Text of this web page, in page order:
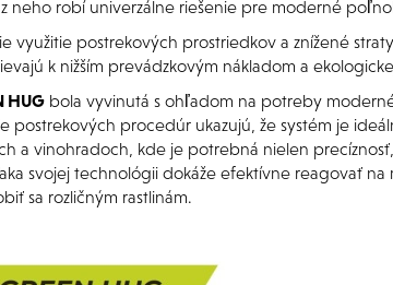
neho robí univerzálne riešenie pre moderné
využitie postrekových prostriedkov a znížené
k nižším prevádzkovým nákladom a
HUG bola vyvinutá s ohľadom na potreby
postrekových procedúr ukazujú, že systém je
a vinohradoch, kde je potrebná nielen
svojej technológii dokáže efektívne reagovať na
sa rozličným rastlinám.